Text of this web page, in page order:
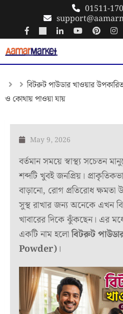
content
01511-
বিটরুট পাউডার খাওয়ার
ও কোথায় পাওয়া যায়
May 9, 2026
বর্তমান সময়ে স্বাস্থ্য সচেতন
শব্দটি খুবই জনপ্রিয়।
বাড়ানো, রোগ প্রতিরোধ ক্ষমতা
সুস্থ রাখার জন্য অনেকে এখন
খাবারের দিকে ঝুঁকছেন। এর
একটি নাম হলোবিটরুট
Powder)।